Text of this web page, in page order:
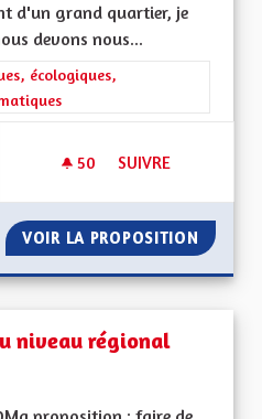
d'un grand quartier, je
devons nous...
: Les transitions
écologiques,
50 50 ABONNÉS
SUIVRE
VOIR LA PROPOSITION DES
niveau régional